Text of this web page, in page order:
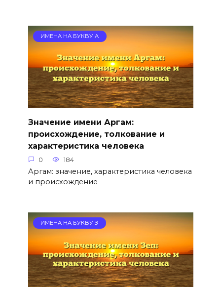
ИМЕНА НА БУКВУ А
Значение имени Аргам:
происхождение, толкование и
характеристика человека
0 184
Аргам: значение, характеристика человека
и происхождение
ИМЕНА НА БУКВУ З